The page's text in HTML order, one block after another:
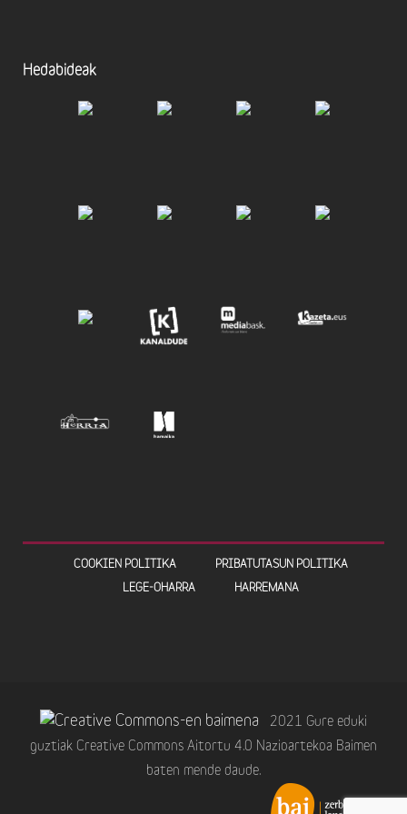
Hedabideak
COOKIEN POLITIKA
PRIBATUTASUN POLITIKA
LEGE-OHARRA
HARREMANA
2021 Gure eduki
guztiak Creative Commons Aitortu 4.0 Nazioartekoa Baimen
baten mende daude.